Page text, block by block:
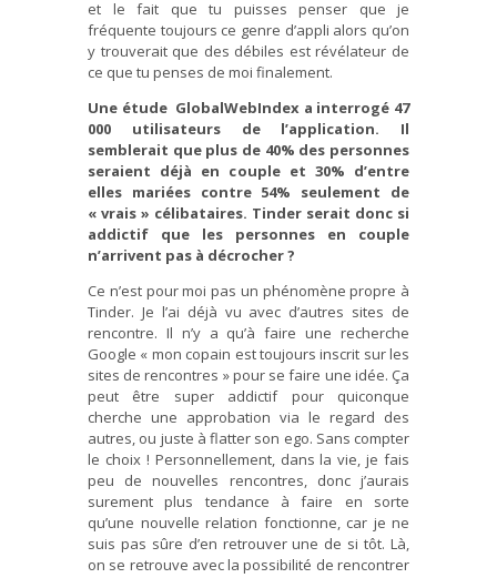
et le fait que tu puisses penser que je
fréquente toujours ce genre d’appli alors qu’on
y trouverait que des débiles est révélateur de
ce que tu penses de moi finalement.
Une étude GlobalWebIndex a interrogé 47
000 utilisateurs de l’application. Il
semblerait que plus de 40% des personnes
seraient déjà en couple et 30% d’entre
elles mariées contre 54% seulement de
« vrais » célibataires. Tinder serait donc si
addictif que les personnes en couple
n’arrivent pas à décrocher ?
Ce n’est pour moi pas un phénomène propre à
Tinder. Je l’ai déjà vu avec d’autres sites de
rencontre. Il n’y a qu’à faire une recherche
Google « mon copain est toujours inscrit sur les
sites de rencontres » pour se faire une idée. Ça
peut être super addictif pour quiconque
cherche une approbation via le regard des
autres, ou juste à flatter son ego. Sans compter
le choix ! Personnellement, dans la vie, je fais
peu de nouvelles rencontres, donc j’aurais
surement plus tendance à faire en sorte
qu’une nouvelle relation fonctionne, car je ne
suis pas sûre d’en retrouver une de si tôt. Là,
on se retrouve avec la possibilité de rencontrer